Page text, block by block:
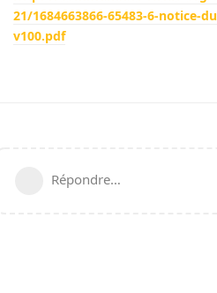
21/1684663866-65483-6-notice-
v100.pdf
Répondre…